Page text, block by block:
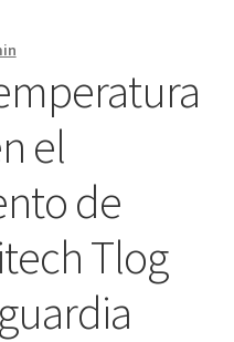
el
de
Tlog